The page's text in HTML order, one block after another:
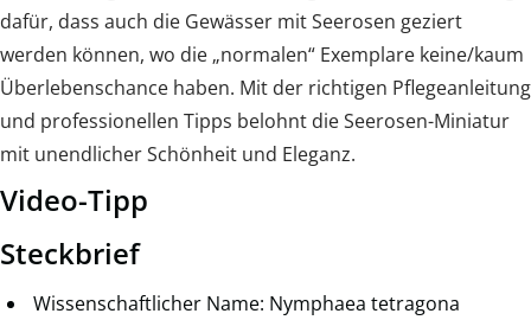
dafür, dass auch die Gewässer mit Seerosen geziert
werden können, wo die „normalen“ Exemplare keine/kaum
Überlebenschance haben. Mit der richtigen Pflegeanleitung
und professionellen Tipps belohnt die Seerosen-Miniatur
mit unendlicher Schönheit und Eleganz.
Video-Tipp
Steckbrief
Wissenschaftlicher Name: Nymphaea tetragona